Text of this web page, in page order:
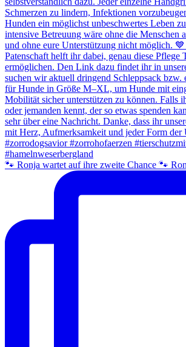
🐾 Ronja wartet auf ihre zweite Chance 🐾